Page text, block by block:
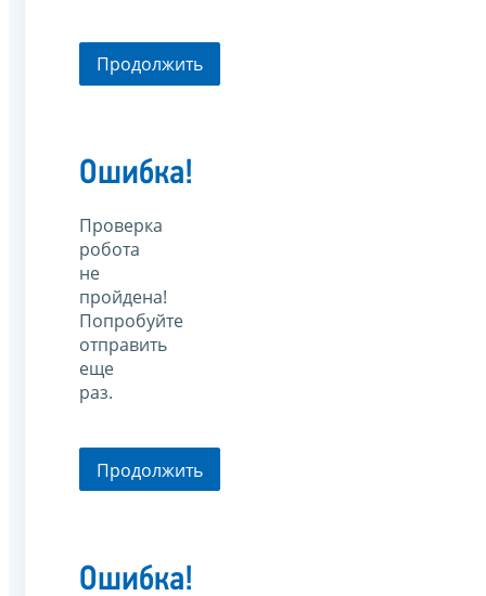
Продолжить
Ошибка!
Проверка
робота
не
пройдена!
Попробуйте
отправить
еще
раз.
Продолжить
Ошибка!